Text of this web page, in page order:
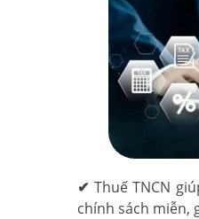
✔ Thuế TNCN
chính sách miễn,